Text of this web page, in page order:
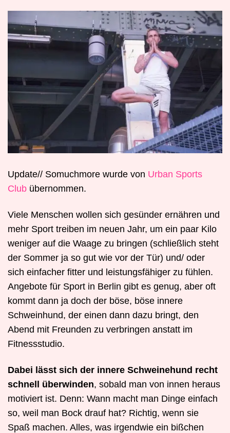
Update// Somuchmore wurde von Urban Sports
Club übernommen.
Viele Menschen wollen sich gesünder ernähren und
mehr Sport treiben im neuen Jahr, um ein paar Kilo
weniger auf die Waage zu bringen (schließlich steht
der Sommer ja so gut wie vor der Tür) und/ oder
sich einfacher fitter und leistungsfähiger zu fühlen.
Angebote für Sport in Berlin gibt es genug, aber oft
kommt dann ja doch der böse, böse innere
Schweinhund, der einen dann dazu bringt, den
Abend mit Freunden zu verbringen anstatt im
Fitnessstudio.
Dabei lässt sich der innere Schweinehund recht
schnell überwinden, sobald man von innen heraus
motiviert ist. Denn: Wann macht man Dinge einfach
so, weil man Bock drauf hat? Richtig, wenn sie
Spaß machen. Alles, was irgendwie ein bißchen